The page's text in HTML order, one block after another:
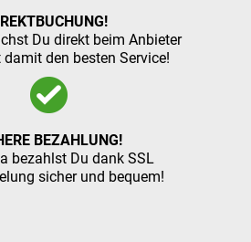
Du direkt beim Anbieter
den besten Service!
BEZAHLUNG!
bezahlst Du dank SSL
sicher und bequem!